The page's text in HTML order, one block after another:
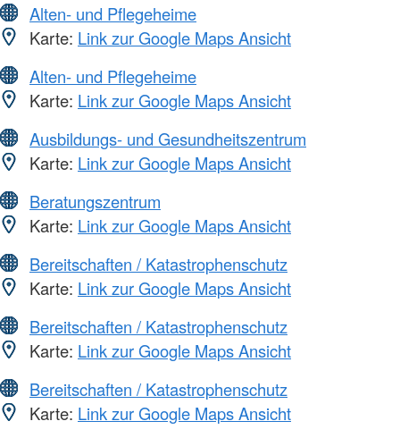
Alten- und Pflegeheime
Karte: Link zur Google Maps Ansicht
Alten- und Pflegeheime
Karte: Link zur Google Maps Ansicht
Ausbildungs- und Gesundheitszentrum
Karte: Link zur Google Maps Ansicht
Beratungszentrum
Karte: Link zur Google Maps Ansicht
Bereitschaften / Katastrophenschutz
Karte: Link zur Google Maps Ansicht
Bereitschaften / Katastrophenschutz
Karte: Link zur Google Maps Ansicht
Bereitschaften / Katastrophenschutz
Karte: Link zur Google Maps Ansicht